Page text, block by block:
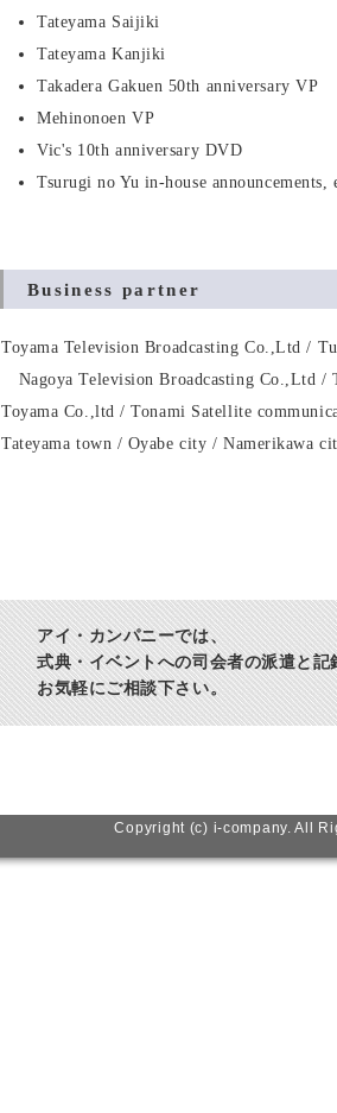
Tateyama Saijiki
Tateyama Kanjiki
Takadera Gakuen 50th anniversary VP
Mehinonoen VP
Vic's 10th anniversary DVD
Tsurugi no Yu in-house announcements,
Business partner
Toyama Television Broadcasting Co.,Ltd /
Nagoya Television Broadcasting Co.,Ltd /
Toyama Co.,ltd / Tonami Satellite
Tateyama town / Oyabe city / Namerikawa
アイ・カンパニーでは、
式典・イベントへの司会者の派遣と
お気軽にご相談下さい。
Copyright (c) i-company. All